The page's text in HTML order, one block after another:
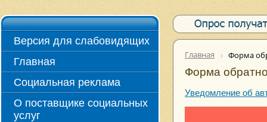
Версия для слабовидящих
Главная
Социальная реклама
О поставщике социальных
услуг
Главная Форма
Форма
Уведомление об